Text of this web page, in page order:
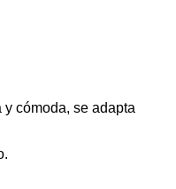
y cómoda, se adapta